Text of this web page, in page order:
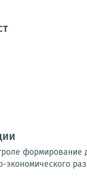
формирование